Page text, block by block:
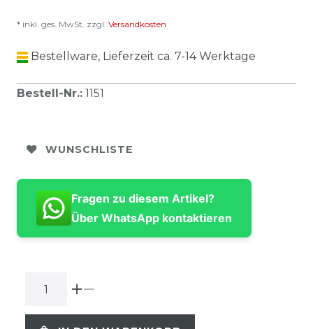
* inkl. ges. MwSt. zzgl. Versandkosten
Bestellware, Lieferzeit ca. 7-14 Werktage
Bestell-Nr.: 1151
WUNSCHLISTE
Fragen zu diesem Artikel?
Über WhatsApp kontaktieren